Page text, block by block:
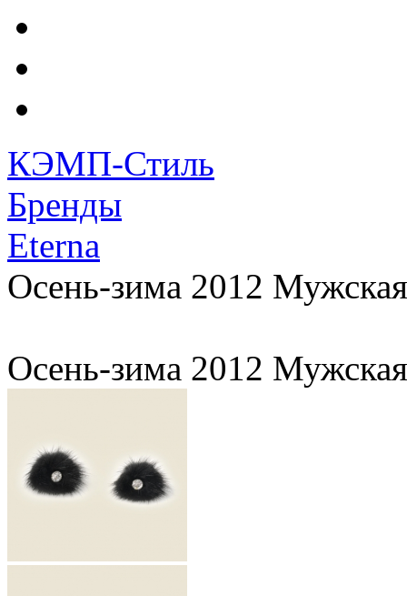
КЭМП-Стиль
Бренды
Eterna
Осень-зима 2012
Осень-зима 2012